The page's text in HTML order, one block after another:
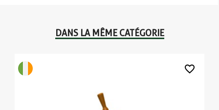
DANS LA MÊME CATÉGORIE
favorite_border